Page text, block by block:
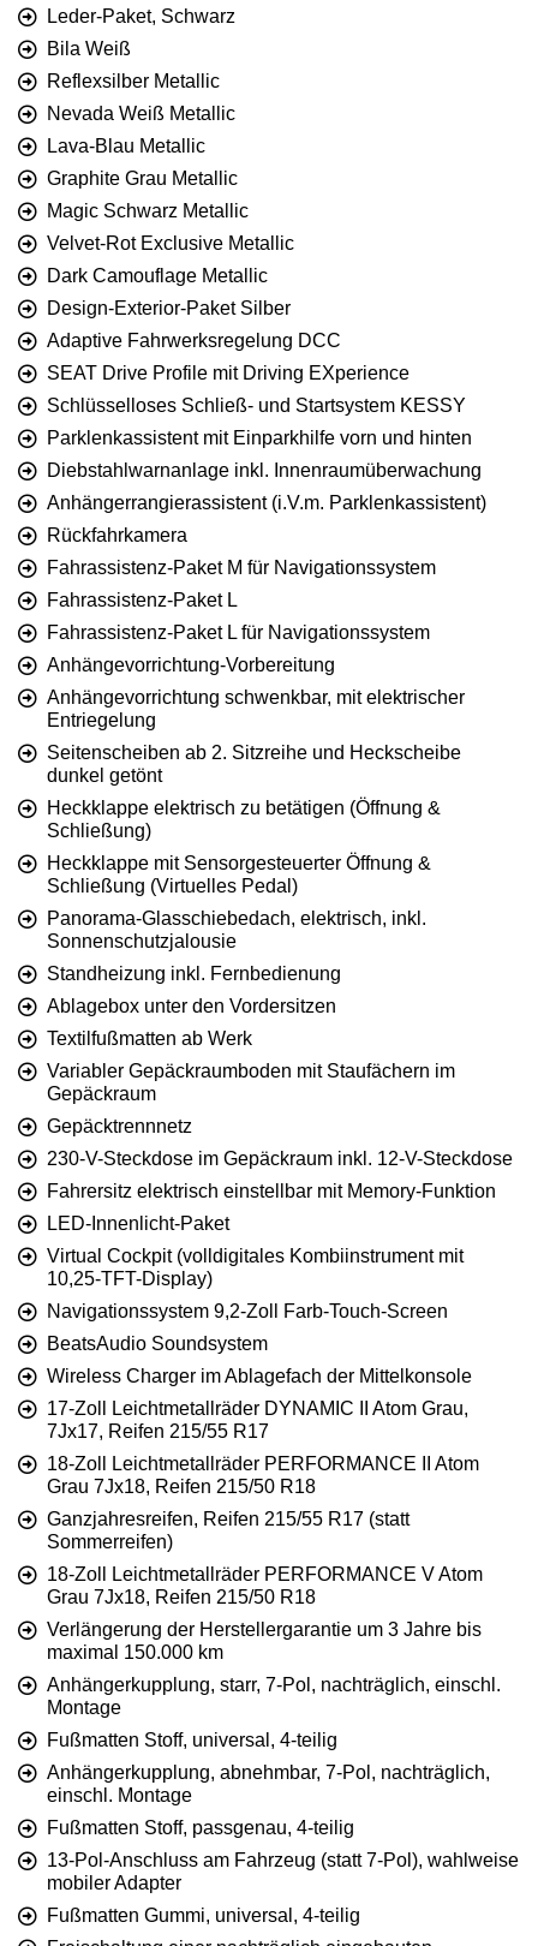
Leder-Paket, Schwarz
Bila Weiß
Reflexsilber Metallic
Nevada Weiß Metallic
Lava-Blau Metallic
Graphite Grau Metallic
Magic Schwarz Metallic
Velvet-Rot Exclusive Metallic
Dark Camouflage Metallic
Design-Exterior-Paket Silber
Adaptive Fahrwerksregelung DCC
SEAT Drive Profile mit Driving EXperience
Schlüsselloses Schließ- und Startsystem KESSY
Parklenkassistent mit Einparkhilfe vorn und hinten
Diebstahlwarnanlage inkl. Innenraumüberwachung
Anhängerrangierassistent (i.V.m. Parklenkassistent)
Rückfahrkamera
Fahrassistenz-Paket M für Navigationssystem
Fahrassistenz-Paket L
Fahrassistenz-Paket L für Navigationssystem
Anhängevorrichtung-Vorbereitung
Anhängevorrichtung schwenkbar, mit elektrischer
Entriegelung
Seitenscheiben ab 2. Sitzreihe und Heckscheibe
dunkel getönt
Heckklappe elektrisch zu betätigen (Öffnung &
Schließung)
Heckklappe mit Sensorgesteuerter Öffnung &
Schließung (Virtuelles Pedal)
Panorama-Glasschiebedach, elektrisch, inkl.
Sonnenschutzjalousie
Standheizung inkl. Fernbedienung
Ablagebox unter den Vordersitzen
Textilfußmatten ab Werk
Variabler Gepäckraumboden mit Staufächern im
Gepäckraum
Gepäcktrennnetz
230-V-Steckdose im Gepäckraum inkl. 12-V-Steckdose
Fahrersitz elektrisch einstellbar mit Memory-Funktion
LED-Innenlicht-Paket
Virtual Cockpit (volldigitales Kombiinstrument mit
10,25-TFT-Display)
Navigationssystem 9,2-Zoll Farb-Touch-Screen
BeatsAudio Soundsystem
Wireless Charger im Ablagefach der Mittelkonsole
17-Zoll Leichtmetallräder DYNAMIC II Atom Grau,
7Jx17, Reifen 215/55 R17
18-Zoll Leichtmetallräder PERFORMANCE II Atom
Grau 7Jx18, Reifen 215/50 R18
Ganzjahresreifen, Reifen 215/55 R17 (statt
Sommerreifen)
18-Zoll Leichtmetallräder PERFORMANCE V Atom
Grau 7Jx18, Reifen 215/50 R18
Verlängerung der Herstellergarantie um 3 Jahre bis
maximal 150.000 km
Anhängerkupplung, starr, 7-Pol, nachträglich, einschl.
Montage
Fußmatten Stoff, universal, 4-teilig
Anhängerkupplung, abnehmbar, 7-Pol, nachträglich,
einschl. Montage
Fußmatten Stoff, passgenau, 4-teilig
13-Pol-Anschluss am Fahrzeug (statt 7-Pol), wahlweise
mobiler Adapter
Fußmatten Gummi, universal, 4-teilig